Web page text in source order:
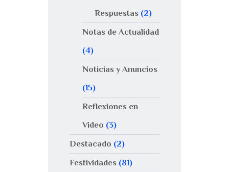
Respuestas (2)
Notas de Actualidad
(4)
Noticias y Anuncios
(15)
Reflexiones en
Video (3)
Destacado (2)
Festividades (81)